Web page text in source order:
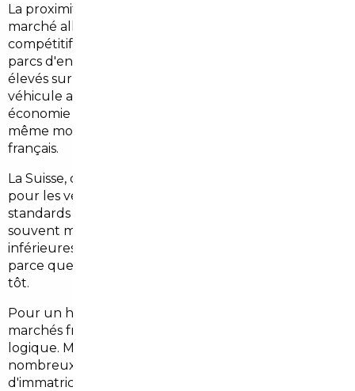
La proximité avec l'Allemagne change tout. Le
marché allemand est structurellement plus
compétitif : volumes plus importants, rotation des
parcs d'entreprise plus rapide, prix catalogue moins
élevés sur de nombreux modèles premium. Un
véhicule acheté outre-Rhin peut représenter une
économie réelle de
même modèle proposé chez un concessionnaire
français.
La Suisse, quant à elle, est une source intéressante
pour les véhicules d'occasion haut de gamme : les
standards d'entretien y sont stricts, les kilométrages
souvent modérés, et les cotes locales parfois
inférieures à celles du marché français — notamment
parce que les propriétaires suisses revendent plus
tôt.
Pour un habitant de Blotzheim, exploiter ces
marchés frontaliers sans intermédiaire semble
logique. Mais dans les faits, les obstacles sont
nombreux : barrière de la langue, procédures
d'immatriculation, vérification des historiques,